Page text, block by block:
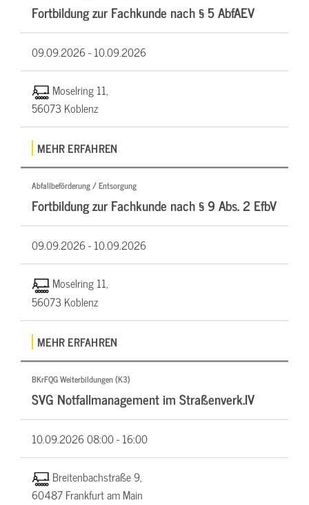
Fortbildung zur Fachkunde nach § 5 AbfAEV
09.09.2026 -10.09.2026
Moselring 11,
56073 Koblenz
MEHR ERFAHREN
Abfallbeförderung / Entsorgung
Fortbildung zur Fachkunde nach § 9 Abs. 2 EfbV
09.09.2026 -10.09.2026
Moselring 11,
56073 Koblenz
MEHR ERFAHREN
BKrFQG Weiterbildungen (K3)
SVG Notfallmanagement im Straßenverk.IV
10.09.202608:00 - 16:00
Breitenbachstraße 9,
60487 Frankfurt am Main